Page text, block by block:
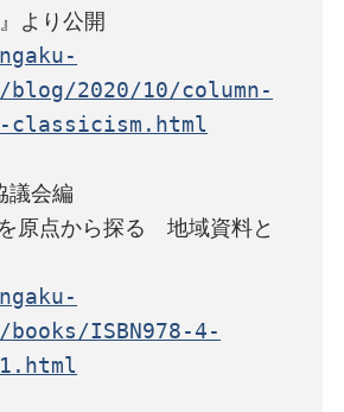
blog/2020/10/column-
議会編
原点から探る　地域資料と
ISBN978-4-